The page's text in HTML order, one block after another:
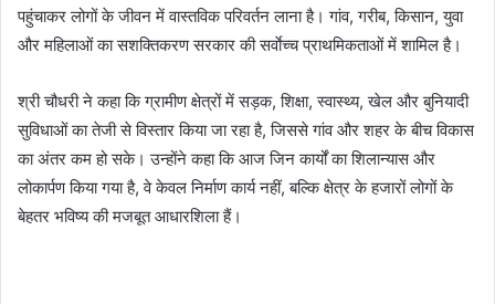
पहुंचाकर लोगों के जीवन में वास्तविक परिवर्तन लाना है। गांव, गरीब, किसान, युवा
और महिलाओं का सशक्तिकरण सरकार की सर्वाेच्च प्राथमिकताओं में शामिल है।
श्री चौधरी ने कहा कि ग्रामीण क्षेत्रों में सड़क, शिक्षा, स्वास्थ्य, खेल और बुनियादी
सुविधाओं का तेजी से विस्तार किया जा रहा है, जिससे गांव और शहर के बीच विकास
का अंतर कम हो सके। उन्होंने कहा कि आज जिन कार्यों का शिलान्यास और
लोकार्पण किया गया है, वे केवल निर्माण कार्य नहीं, बल्कि क्षेत्र के हजारों लोगों के
बेहतर भविष्य की मजबूत आधारशिला हैं।